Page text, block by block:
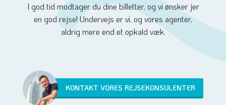
I god tid modtager du dine billetter, og vi ønsker jer
en god rejse! Undervejs er vi, og vores agenter,
aldrig mere end et opkald væk.
KONTAKT VORES REJSEKONSULENTER